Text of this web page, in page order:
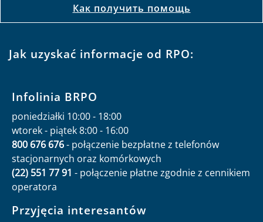
Как получить помощь
Jak uzyskać informacje od RPO:
Infolinia BRPO
poniedziałki 10:00 - 18:00
wtorek - piątek 8:00 - 16:00
800 676 676- połączenie bezpłatne z telefonów
stacjonarnych oraz komórkowych
(22) 551 77 91 - połączenie płatne zgodnie z cennikiem
operatora
Przyjęcia interesantów